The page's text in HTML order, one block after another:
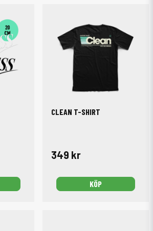
CLEAN T-SHIRT
349 kr
KÖP